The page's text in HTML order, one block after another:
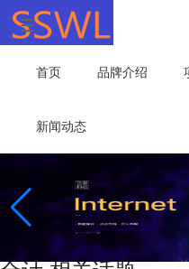
首页 品牌介绍
新闻动态